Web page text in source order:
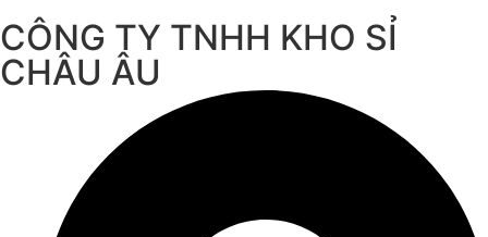
CÔNG TY TNHH KHO SỈ
CHÂU ÂU